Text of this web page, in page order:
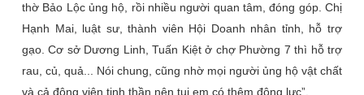
thờ Bảo Lộc ủng hộ, rồi nhiều người quan tâm, đóng góp. Chị
Hạnh Mai, luật sư, thành viên Hội Doanh nhân tỉnh, hỗ trợ
gạo. Cơ sở Dương Linh, Tuấn Kiệt ở chợ Phường 7 thì hỗ trợ
rau, củ, quả... Nói chung, cũng nhờ mọi người ủng hộ vật chất
và cả động viên tinh thần nên tụi em có thêm động lực”.